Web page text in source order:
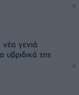
γενιά
υβριδικά της